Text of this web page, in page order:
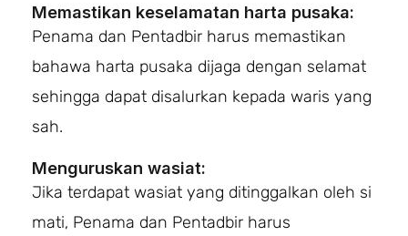
Memastikan keselamatan harta pusaka:
Penama dan Pentadbir harus memastikan
bahawa harta pusaka dijaga dengan selamat
sehingga dapat disalurkan kepada waris yang
sah.
Menguruskan wasiat:
Jika terdapat wasiat yang ditinggalkan oleh si
mati, Penama dan Pentadbir harus